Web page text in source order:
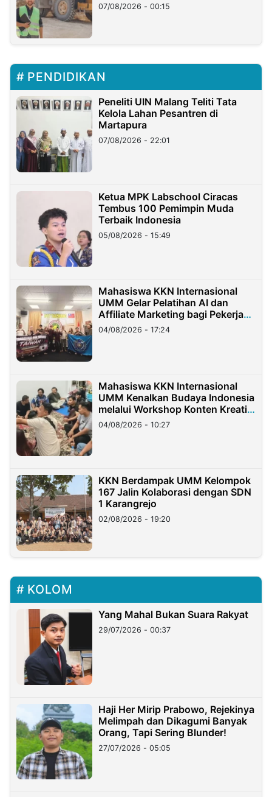
07/08/2026 - 00:15
PENDIDIKAN
Peneliti UIN Malang Teliti Tata
Kelola Lahan Pesantren di
Martapura
07/08/2026 - 22:01
Ketua MPK Labschool Ciracas
Tembus 100 Pemimpin Muda
Terbaik Indonesia
05/08/2026 - 15:49
Mahasiswa KKN Internasional
UMM Gelar Pelatihan AI dan
Affiliate Marketing bagi Pekerja
Migran Indonesia di Taiwan
04/08/2026 - 17:24
Mahasiswa KKN Internasional
UMM Kenalkan Budaya Indonesia
melalui Workshop Konten Kreatif
di Taiwan
04/08/2026 - 10:27
KKN Berdampak UMM Kelompok
167 Jalin Kolaborasi dengan SDN
1 Karangrejo
02/08/2026 - 19:20
KOLOM
Yang Mahal Bukan Suara Rakyat
29/07/2026 - 00:37
Haji Her Mirip Prabowo, Rejekinya
Melimpah dan Dikagumi Banyak
Orang, Tapi Sering Blunder!
27/07/2026 - 05:05